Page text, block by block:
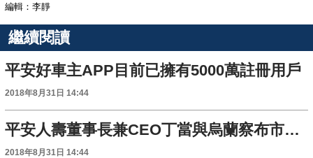
編輯：李靜
繼續閱讀
平安好車主APP目前已擁有5000萬註冊用戶
2018年8月31日 14:44
平安人壽董事長兼CEO丁當與烏蘭察布市簽訂精準扶貧協議
2018年8月31日 14:44